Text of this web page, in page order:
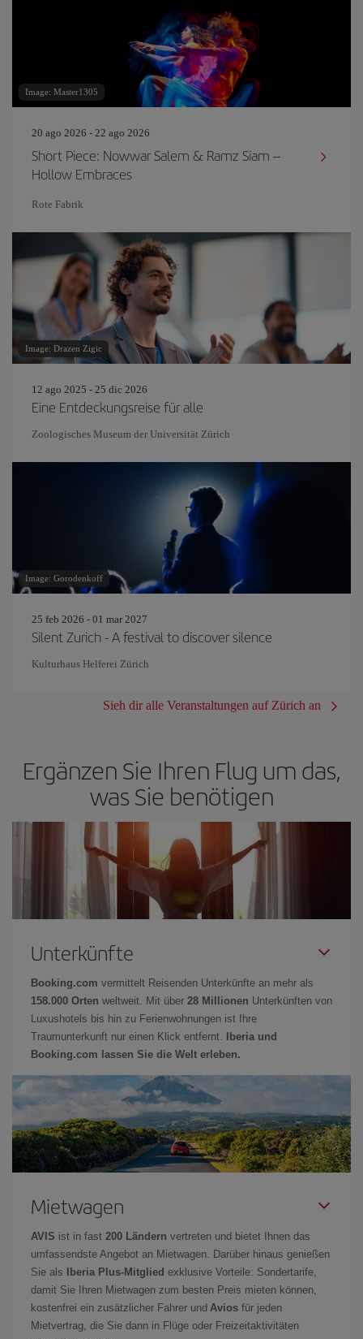
Image: Master1305
20 ago 2026 - 22 ago 2026
Short Piece: Nowwar Salem & Ramz Siam –
Hollow Embraces
Rote Fabrik
Image: Drazen Zigic
12 ago 2025 - 25 dic 2026
Eine Entdeckungsreise für alle
Zoologisches Museum der Universität Zürich
Image: Gorodenkoff
25 feb 2026 - 01 mar 2027
Silent Zurich - A festival to discover silence
Kulturhaus Helferei Zürich
Sieh dir alle Veranstaltungen auf Zürich an
Ergänzen Sie Ihren Flug um das,
was Sie benötigen
Unterkünfte
Booking.com vermittelt Reisenden Unterkünfte an mehr als
158.000 Orten weltweit. Mit über 28 Millionen Unterkünften von
Luxushotels bis hin zu Ferienwohnungen ist Ihre
Traumunterkunft nur einen Klick entfernt.
Iberia und
Booking.com lassen Sie die Welt erleben.
Mietwagen
AVIS ist in fast 200 Ländern vertreten und bietet Ihnen das
umfassendste Angebot an Mietwagen. Darüber hinaus genießen
Sie als
Iberia Plus-Mitglied exklusive Vorteile: Sondertarife,
damit Sie Ihren Mietwagen zum besten Preis mieten können,
kostenfrei ein zusätzlicher Fahrer und Avios für jeden
Mietvertrag, die Sie dann in Flüge oder Freizeitaktivitäten